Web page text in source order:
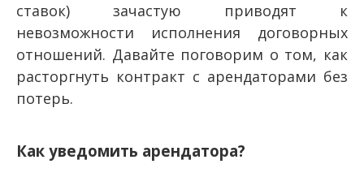
ставок) зачастую приводят к
невозможности исполнения договорных
отношений. Давайте поговорим о том, как
расторгнуть контракт с арендаторами без
потерь.
Как уведомить арендатора?